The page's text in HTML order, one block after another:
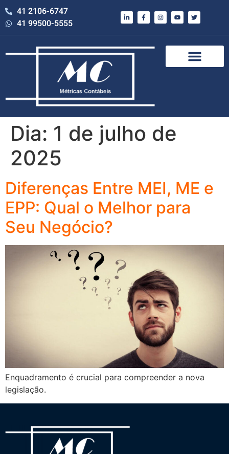
41 2106-6747
41 99500-5555
Dia: 1 de julho de
2025
Diferenças Entre MEI, ME e
EPP: Qual o Melhor para
Seu Negócio?
Enquadramento é crucial para compreender a nova
legislação.